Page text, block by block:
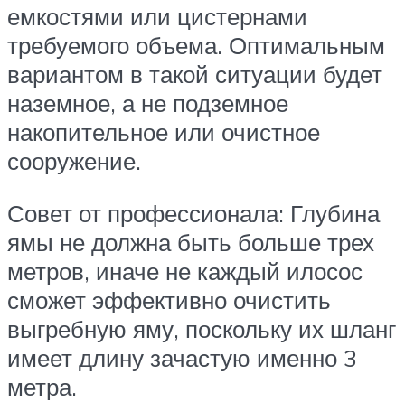
емкостями или цистернами
требуемого объема. Оптимальным
вариантом в такой ситуации будет
наземное, а не подземное
накопительное или очистное
сооружение.
Совет от профессионала: Глубина
ямы не должна быть больше трех
метров, иначе не каждый илосос
сможет эффективно очистить
выгребную яму, поскольку их шланг
имеет длину зачастую именно 3
метра.